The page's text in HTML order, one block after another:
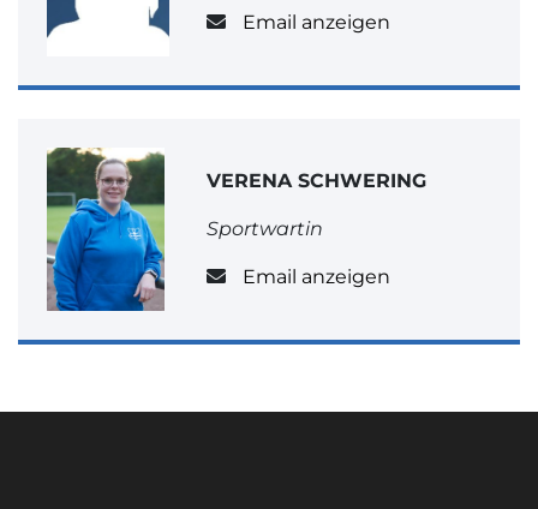
Email anzeigen
VERENA SCHWERING
Sportwartin
Email anzeigen